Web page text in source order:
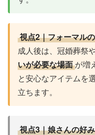
視点2｜フォーマル
成人後は、冠婚葬祭
いが必要な場面 が増
と安心なアイテムを
立ちます。
視点3｜娘さんの好